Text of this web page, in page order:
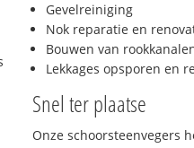
Gevelreiniging
Nok reparatie en
Bouwen van
Lekkages opsporen en
Snel ter plaatse
Onze schoorsteenvegers